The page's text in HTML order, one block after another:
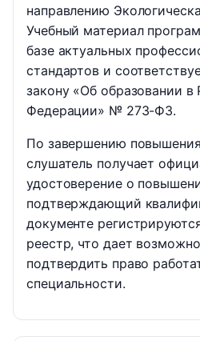
направлению
Учебный материал
базе актуальных
стандартов и
закону «Об образовании в
Федерации» № 273-ФЗ.
По завершению
слушатель получает
удостоверение о
подтверждающий
документе
реестр, что дает
подтвердить право
специальности.